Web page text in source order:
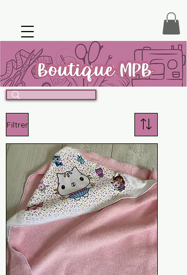
Filtrer